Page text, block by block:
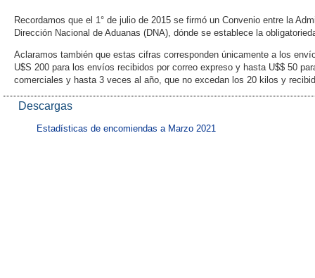
Recordamos que el 1° de julio de 2015 se firmó un Convenio entre la
Dirección Nacional de Aduanas (DNA), dónde se establece la
Aclaramos también que estas cifras corresponden únicamente a los
U$S 200 para los envíos recibidos por correo expreso y hasta U$$ 50
comerciales y hasta 3 veces al año, que no excedan los 20 kilos y
Descargas
Estadísticas de encomiendas a Marzo 2021